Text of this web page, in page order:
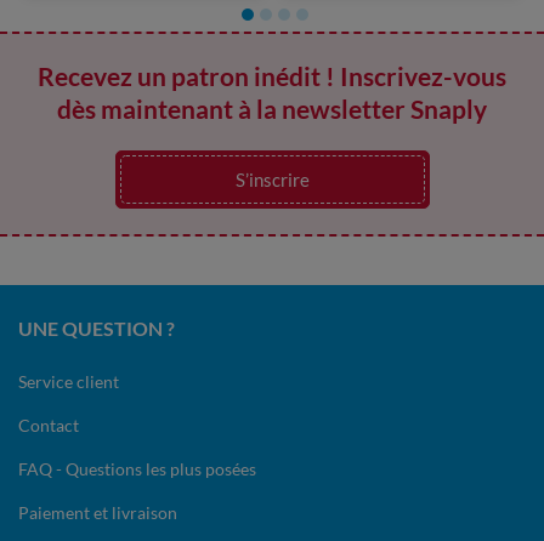
Recevez un patron inédit ! Inscrivez-vous
dès maintenant à la newsletter Snaply
S’inscrire
UNE QUESTION ?
Service client
Contact
FAQ - Questions les plus posées
Paiement et livraison